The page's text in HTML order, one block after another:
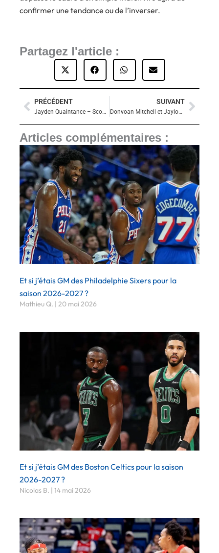
confirmer une tendance ou de l’inverser.
Partagez l'article :
Précédent
PRÉCÉDENT
Jayden Quaintance – Scouting
SUIVANT
Donvoan Mitchell et Jaylon Tyson assomment les Spurs dans un troisième quart surréaliste
Articles complémentaires :
Et si j’étais GM des Philadelphie Sixers pour la
saison 2026-2027 ?
Mathieu Q. 20 mai 2026
Et si j’étais GM des Boston Celtics pour la saison
2026-2027 ?
Nicolas B. 14 mai 2026